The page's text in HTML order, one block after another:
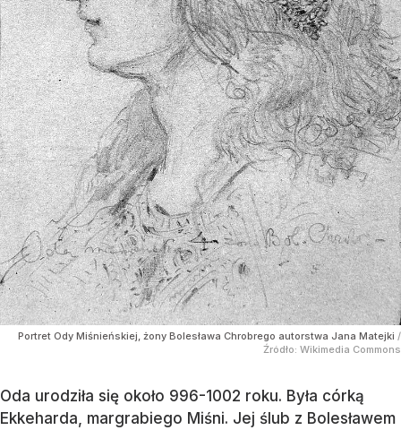
Portret Ody Miśnieńskiej, żony Bolesława Chrobrego autorstwa Jana Matejki /
Źródło: Wikimedia Commons
Oda urodziła się około 996-1002 roku. Była córką
Ekkeharda, margrabiego Miśni. Jej ślub z Bolesławem